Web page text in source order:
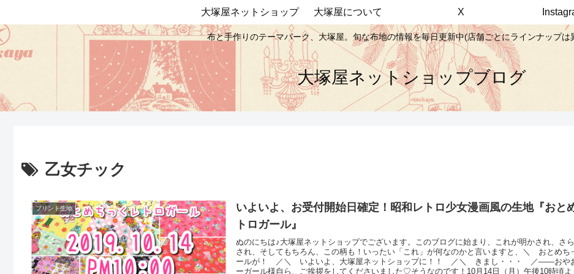
布と手作りのテーマパーク、大塚屋。旬な布地の情報を毎日更新中(店舗ごとにラインナップは
大塚屋ネットショップブログ
大塚屋ネットショップ 大塚屋について X
乙女チック
プリント生地
いよいよ、お受付開始日確定！昭和レトロ少女漫画風の生地『おと
トロガール』
ぬのにちは♪大塚屋ネットショップでございます。このブログに始まり、これが明かされ、さ
され、そしてもちろん、この柄も！いったい「これ」が何なのかと言いますと、＼ おとめち
ールが！ ／＼ いよいよ、大塚屋ネットショップに！！ ／＼ きまし・・・ ／――おや
ーガール様自ら、ご挨拶をしてくださいました♡そうなのです！10月14日（月）午後10時頃よ